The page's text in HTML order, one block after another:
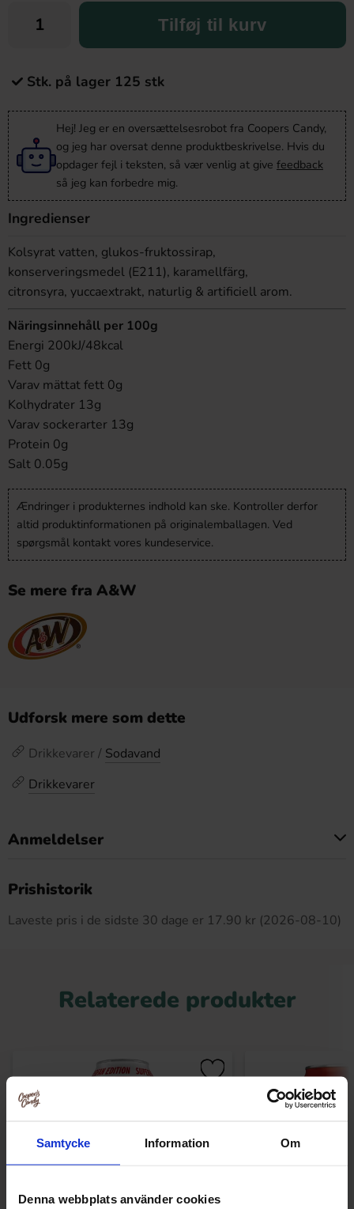
Samtycke Information Om
Denna webbplats använder cookies
Tilføj til kurv
Stk. på lager 125 stk
Hej! Jeg er en oversættelsesrobot fra Coopers Candy,
og jeg har oversat denne produktbeskrivelse. Hvis du
opdager fejl i teksten, så vær venlig at give feedback
så jeg kan forbedre mig.
Ingredienser
Kolsyrat vatten, glukos-fruktossirap,
konserveringsmedel (E211), karamellfärg,
citronsyra, yuccaextrakt, naturlig & artificiell arom.
Näringsinnehåll per 100g
Energi 200kJ/48kcal
Fett 0g
Varav mättat fett 0g
Kolhydrater 13g
Varav sockerarter 13g
Protein 0g
Salt 0.05g
Ændringer i produkternes indhold kan ske. Kontroller derfor
altid produktinformationen på originalemballagen. Ved
spørgsmål kontakt vores kundeservice.
Se mere fra A&W
Udforsk mere som dette
Drikkevarer / Sodavand
Drikkevarer
Anmeldelser
Prishistorik
Laveste pris i de sidste 30 dage er 17.90 kr (2026-08-10)
Relaterede produkter